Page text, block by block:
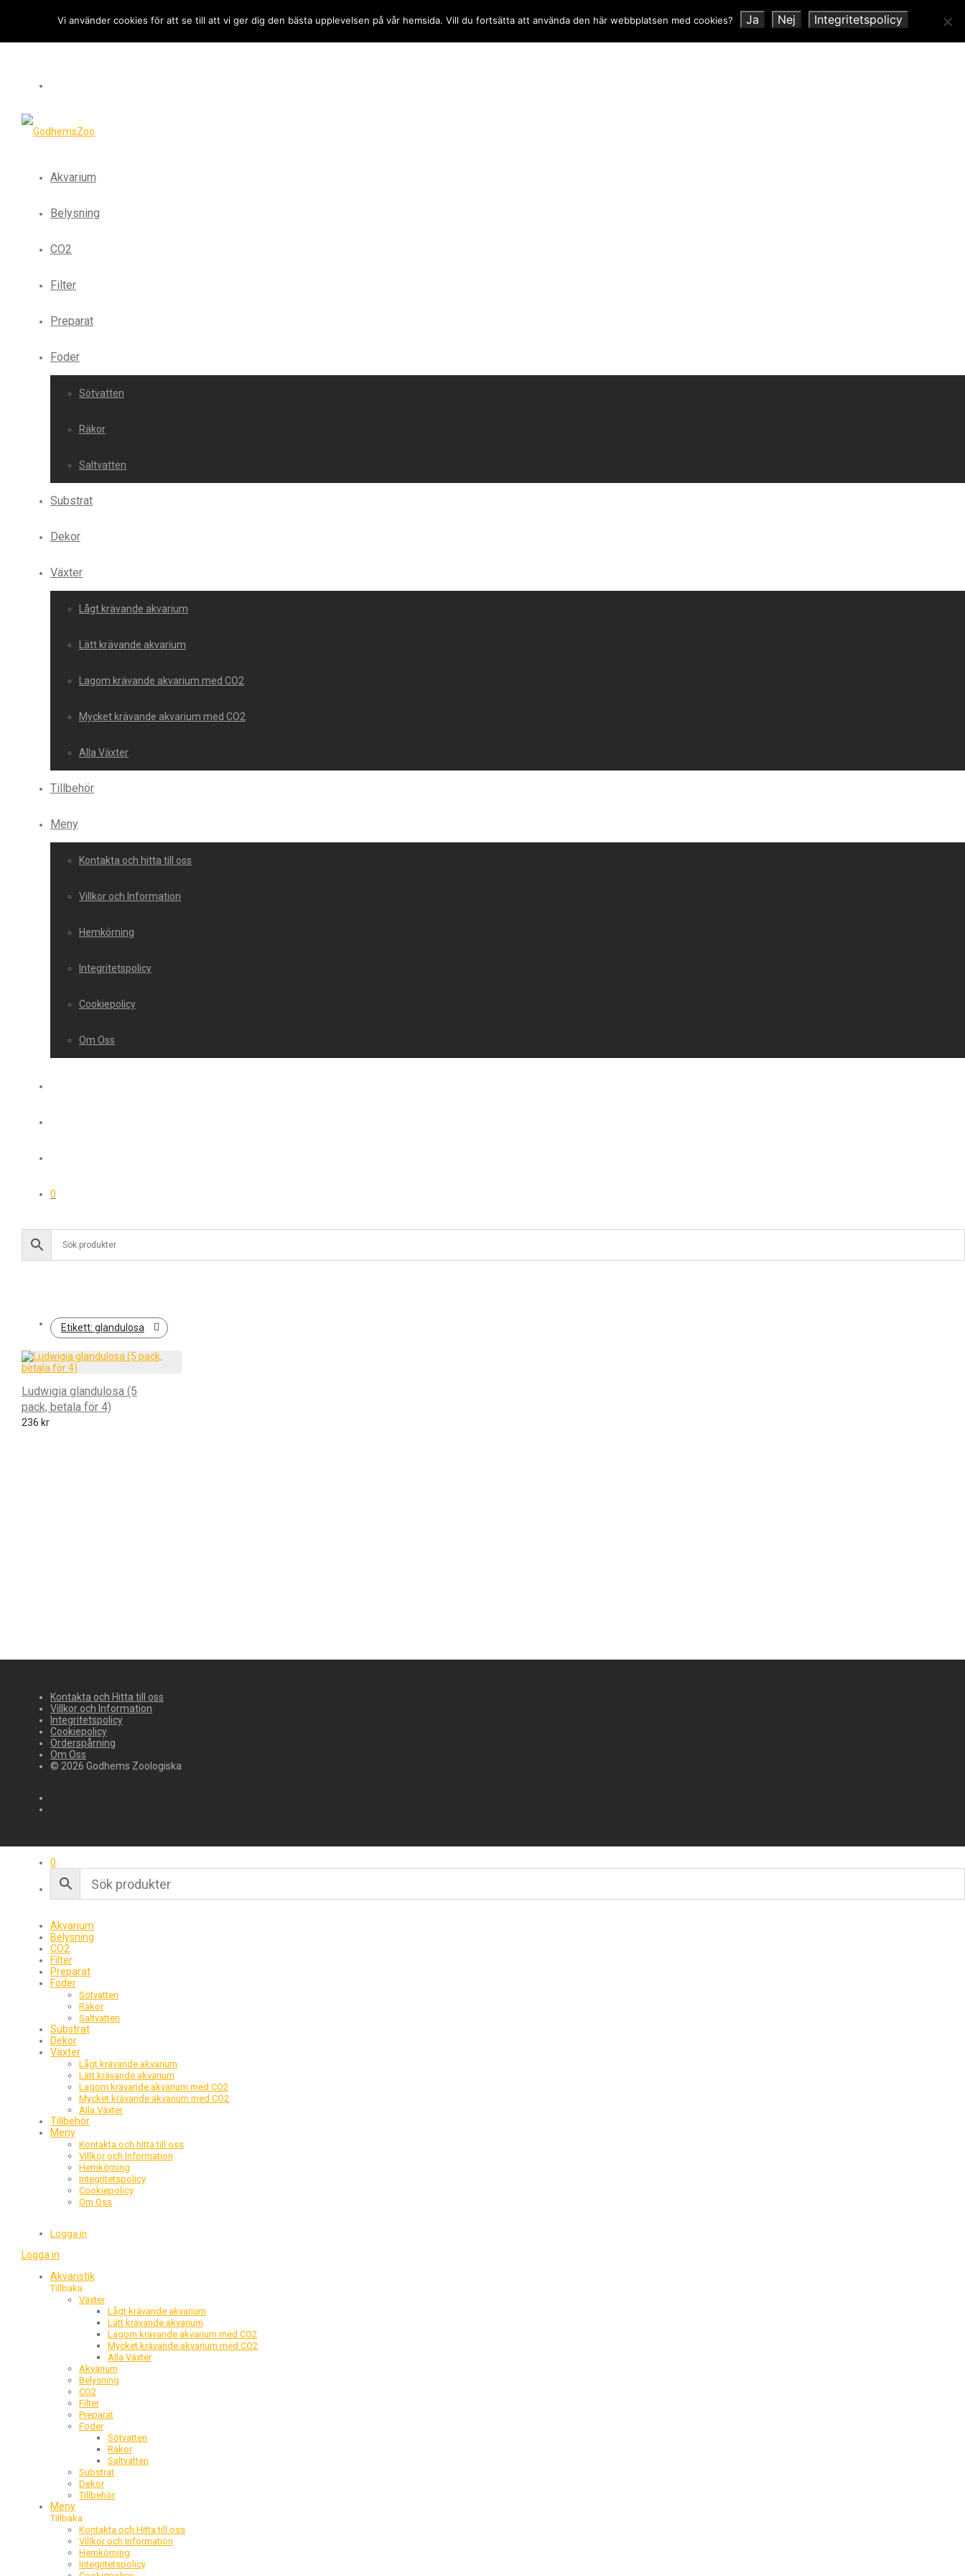
Akvarium
Belysning
CO2
Filter
Preparat
Foder
Sötvatten
Räkor
Saltvatten
Substrat
Dekor
Växter
Lågt krävande akvarium
Lätt krävande akvarium
Lagom krävande akvarium med CO2
Mycket krävande akvarium med CO2
Alla Växter
Tillbehör
Meny
Kontakta och hitta till oss
Villkor och Information
Hemkörning
Integritetspolicy
Cookiepolicy
Om Oss
0
Etikett: glandulosa
Ludwigia glandulosa (5
pack, betala för 4)
236 kr
Kontakta och Hitta till oss
Villkor och Information
Integritetspolicy
Cookiepolicy
Orderspårning
Om Oss
© 2026 Godhems Zoologiska
0
Akvarium
Belysning
CO2
Filter
Preparat
Foder
Sötvatten
Räkor
Saltvatten
Substrat
Dekor
Växter
Lågt krävande akvarium
Lätt krävande akvarium
Lagom krävande akvarium med CO2
Mycket krävande akvarium med CO2
Alla Växter
Tillbehör
Meny
Kontakta och hitta till oss
Villkor och Information
Hemkörning
Integritetspolicy
Cookiepolicy
Om Oss
Logga in
Logga in
Akvaristik
Tillbaka
Växter
Lågt krävande akvarium
Lätt krävande akvarium
Lagom krävande akvarium med CO2
Mycket krävande akvarium med CO2
Alla Växter
Akvarium
Belysning
CO2
Filter
Preparat
Foder
Sötvatten
Räkor
Saltvatten
Substrat
Dekor
Tillbehör
Meny
Tillbaka
Kontakta och Hitta till oss
Villkor och Information
Hemkörning
Integritetspolicy
Vi använder cookies för att se till att vi ger dig den bästa upplevelsen på vår hemsida. Vill du fortsätta att använda den här webbplatsen med cookies? Ja Nej Integritetspolicy